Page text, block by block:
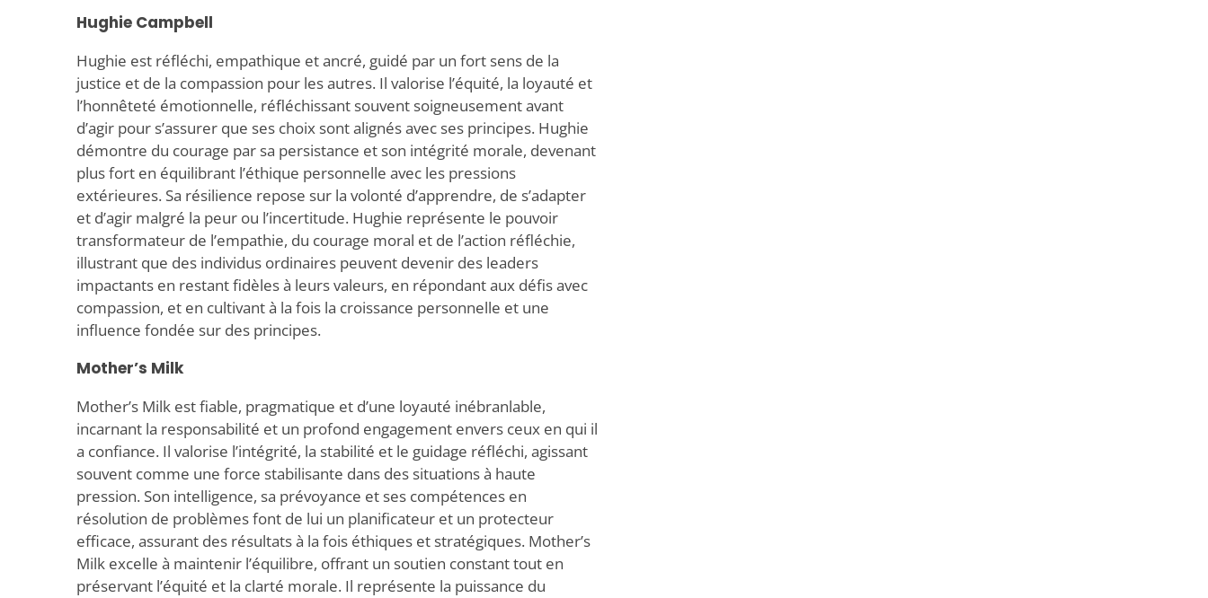
Hughie Campbell
Hughie est réfléchi, empathique et ancré, guidé par un fort sens de la
justice et de la compassion pour les autres. Il valorise l’équité, la loyauté et
l’honnêteté émotionnelle, réfléchissant souvent soigneusement avant
d’agir pour s’assurer que ses choix sont alignés avec ses principes. Hughie
démontre du courage par sa persistance et son intégrité morale, devenant
plus fort en équilibrant l’éthique personnelle avec les pressions
extérieures. Sa résilience repose sur la volonté d’apprendre, de s’adapter
et d’agir malgré la peur ou l’incertitude. Hughie représente le pouvoir
transformateur de l’empathie, du courage moral et de l’action réfléchie,
illustrant que des individus ordinaires peuvent devenir des leaders
impactants en restant fidèles à leurs valeurs, en répondant aux défis avec
compassion, et en cultivant à la fois la croissance personnelle et une
influence fondée sur des principes.
Mother’s Milk
Mother’s Milk est fiable, pragmatique et d’une loyauté inébranlable,
incarnant la responsabilité et un profond engagement envers ceux en qui il
a confiance. Il valorise l’intégrité, la stabilité et le guidage réfléchi, agissant
souvent comme une force stabilisante dans des situations à haute
pression. Son intelligence, sa prévoyance et ses compétences en
résolution de problèmes font de lui un planificateur et un protecteur
efficace, assurant des résultats à la fois éthiques et stratégiques. Mother’s
Milk excelle à maintenir l’équilibre, offrant un soutien constant tout en
préservant l’équité et la clarté morale. Il représente la puissance du